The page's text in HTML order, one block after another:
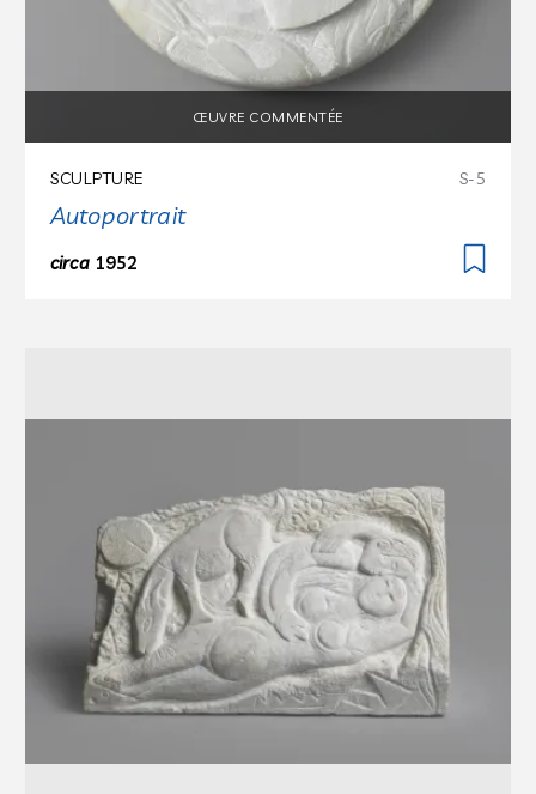
ŒUVRE COMMENTÉE
SCULPTURE S-5
Autoportrait
circa1952